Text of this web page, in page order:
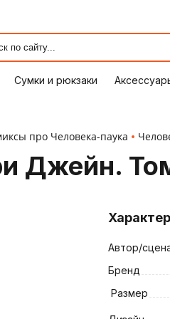
Сумки и рюкзаки
СУМКИ И
ЕДА,
про Человека-паука
Джейн.
Автор/
Бренд
Размер